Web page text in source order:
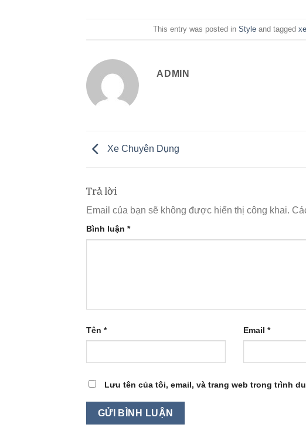
This entry was posted inStyle and tagged
ADMIN
Xe Chuyên Dụng
Trả lời
Email của bạn sẽ không được hiển thị công khai.
Bình luận *
Tên * Email *
Lưu tên của tôi, email, và trang web trong trình